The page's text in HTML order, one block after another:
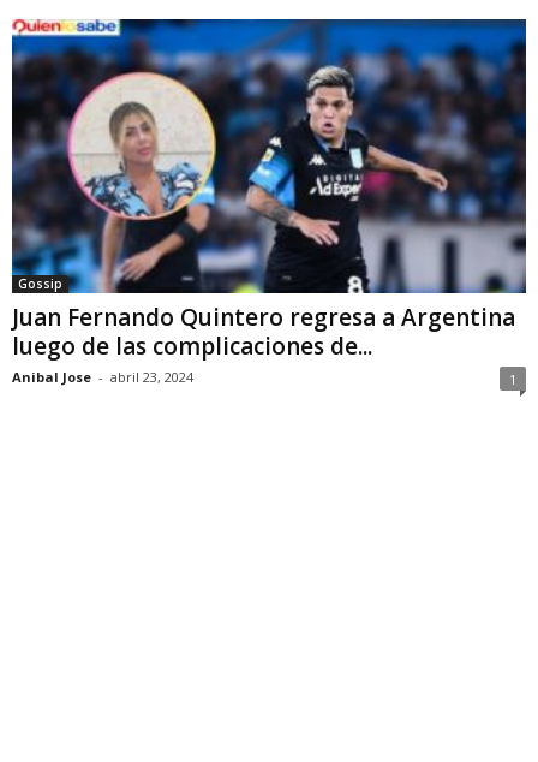
Gossip
Juan Fernando Quintero regresa a Argentina
luego de las complicaciones de...
Anibal Jose - abril 23, 2024 1